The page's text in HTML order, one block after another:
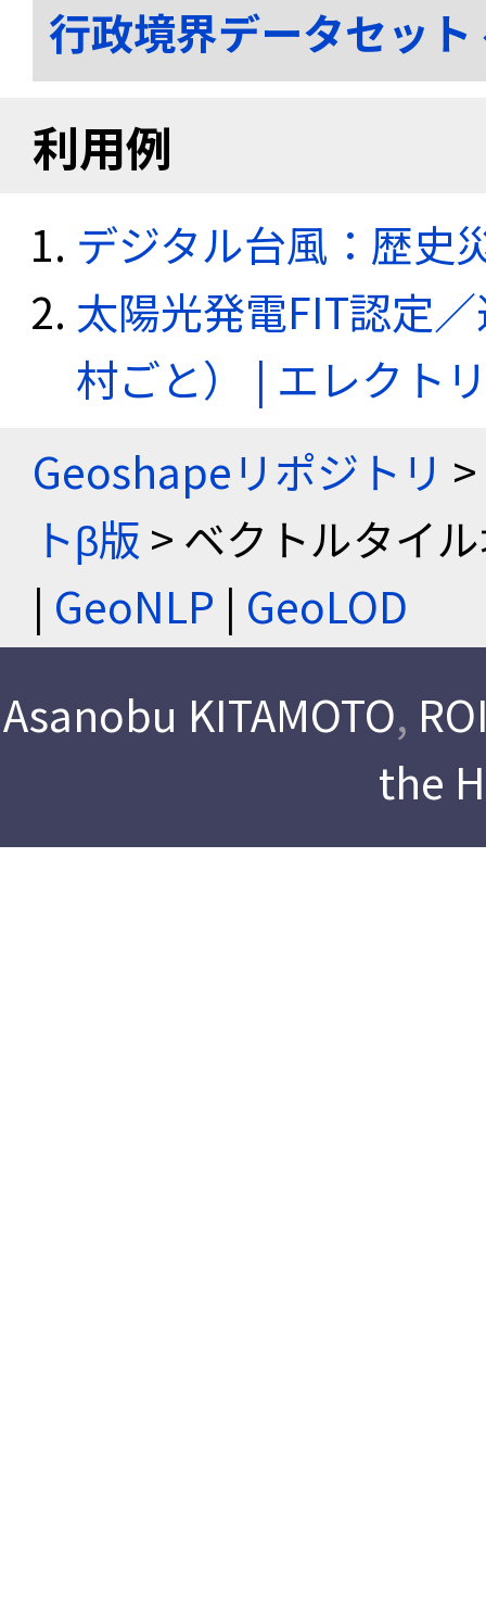
行政境界データセッ
利用例
デジタル台風：歴史
太陽光発電FIT認定
村ごと） | エレクト
Geoshapeリポジトリ >
トβ版 > ベクトルタイ
| GeoNLP | GeoLOD
Asanobu KITAMOTO,
the